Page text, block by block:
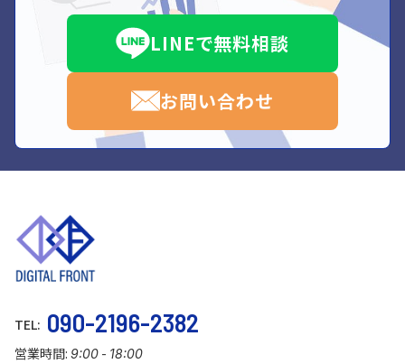
LINEで無料相談
お問い合わせ
TEL: 090-2196-2382
営業時間: 9:00 - 18:00